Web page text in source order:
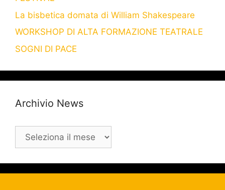
La bisbetica domata di William Shakespeare
WORKSHOP DI ALTA FORMAZIONE TEATRALE
SOGNI DI PACE
Archivio News